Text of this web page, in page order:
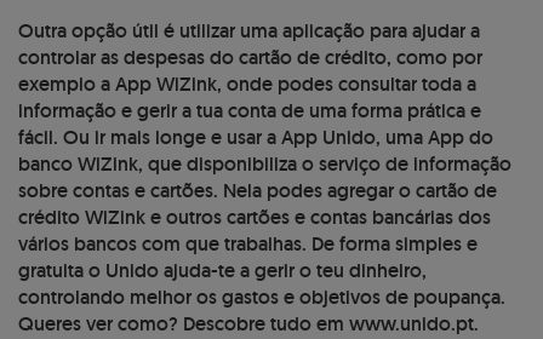
Outra opção útil é utilizar uma aplicação para ajudar a
controlar as despesas do cartão de crédito, como por
exemplo a App WiZink, onde podes consultar toda a
informação e gerir a tua conta de uma forma prática e
fácil. Ou ir mais longe e usar a App Unido, uma App do
banco WiZink, que disponibiliza o serviço de informação
sobre contas e cartões. Nela podes agregar o cartão de
crédito WiZink e outros cartões e contas bancárias dos
vários bancos com que trabalhas. De forma simples e
gratuita o Unido ajuda-te a gerir o teu dinheiro,
controlando melhor os gastos e objetivos de poupança.
Queres ver como? Descobre tudo em www.unido.pt.